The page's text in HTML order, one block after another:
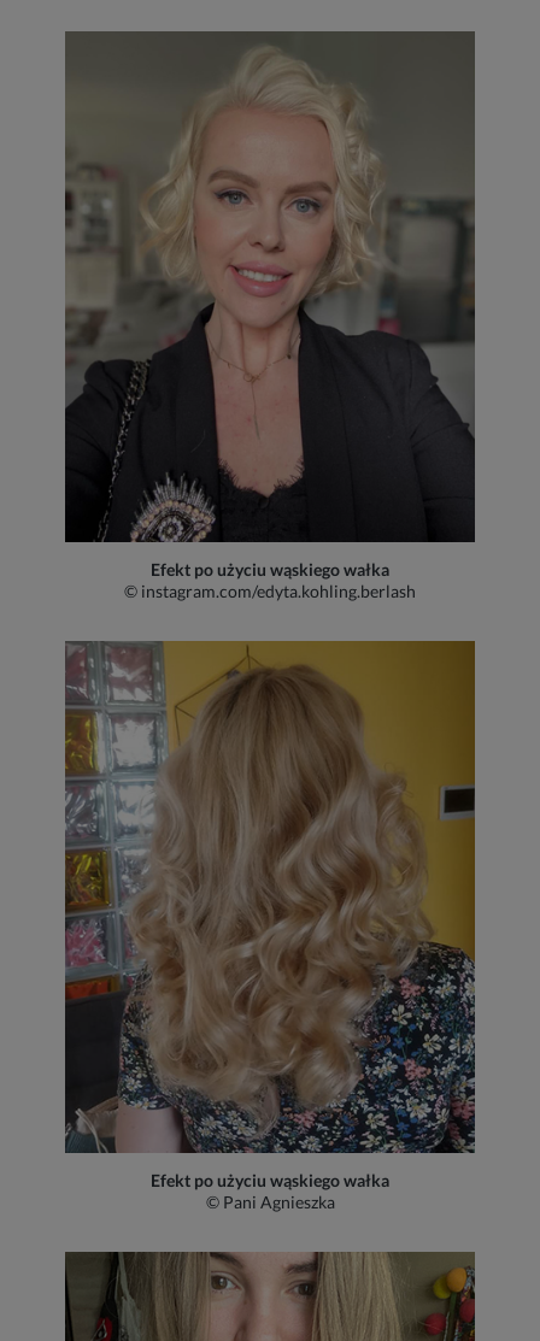
Efekt po użyciu wąskiego wałka
© instagram.com/edyta.kohling.berlash
Efekt po użyciu wąskiego wałka
© Pani Agnieszka